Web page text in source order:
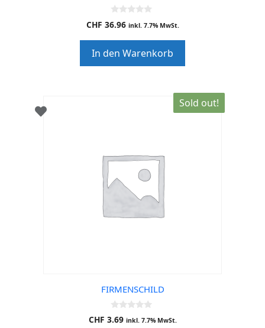
0
o
o
f
5
CHF 36.96 inkl. 7.7% MwSt.
In den Warenkorb
Sold out!
FIRMENSCHILD
0
o
CHF 3.69 inkl. 7.7% MwSt.